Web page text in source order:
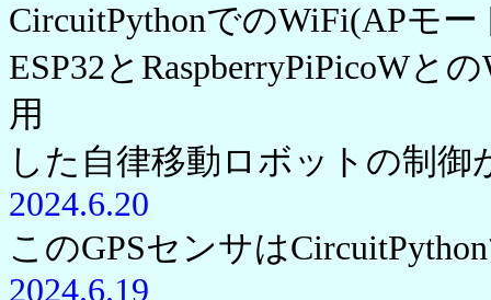
CircuitPythonでのWiFi(APモ
ESP32とRaspberryPiPicoWと
用
した自律移動ロボットの制御
2024.6.20
このGPSセンサは
2024.6.19